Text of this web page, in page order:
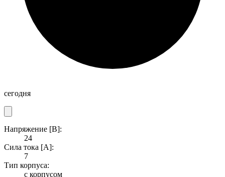
сегодня
Напряжение [В]:
24
Сила тока [A]:
7
Тип корпуса:
с корпусом